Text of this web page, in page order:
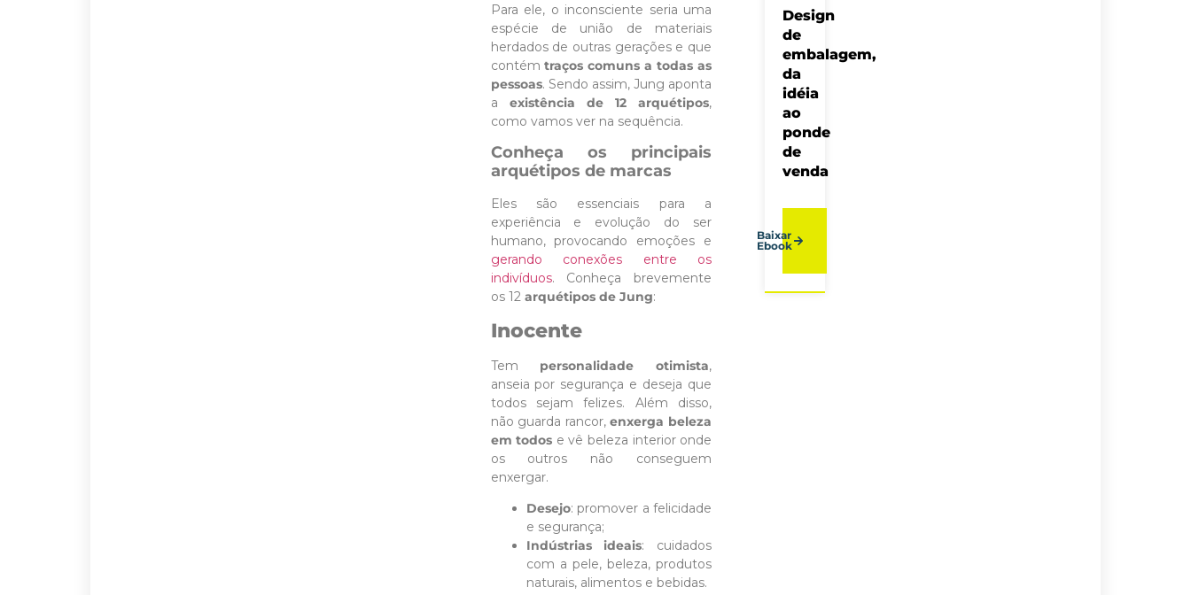
Para ele, o inconsciente seria uma
espécie de união de materiais
herdados de outras gerações e que
contémtraços comuns a todas as
pessoas. Sendo assim, Jung aponta
a existência de 12 arquétipos,
como vamos ver na sequência.
Conheça os principais
arquétipos de marcas
Eles são essenciais para a
experiência e evolução do ser
humano, provocando emoções e
gerando conexões entre os
indivíduos. Conheça brevemente
os 12 arquétipos de Jung:
Inocente
Tem personalidade otimista,
anseia por segurança e deseja que
todos sejam felizes. Além disso,
não guarda rancor,enxerga beleza
em todos e vê beleza interior onde
os outros não conseguem
enxergar.
Desejo: promover a felicidade
e segurança;
Indústrias ideais: cuidados
com a pele, beleza, produtos
naturais, alimentos e bebidas.
Design
de
embalagem,
da
idéia
ao
ponde
de
venda
Baixar
Ebook